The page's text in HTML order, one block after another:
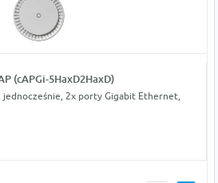
(cAPGi-5HaxD2HaxD)
jednocześnie, 2x porty Gigabit Ethernet,